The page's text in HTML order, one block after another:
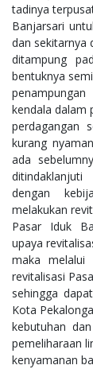
tadinya
Banjarsari
dan sekitarnya
ditampung
bentuknya
kendala dalam
perdagangan
kurang
ada
ditindaklanjuti
dengan
melakukan
Pasar Iduk
upaya
maka melalui
revitalisasi
sehingga
Kota
kebutuhan
pemeliharaan
kenyamanan